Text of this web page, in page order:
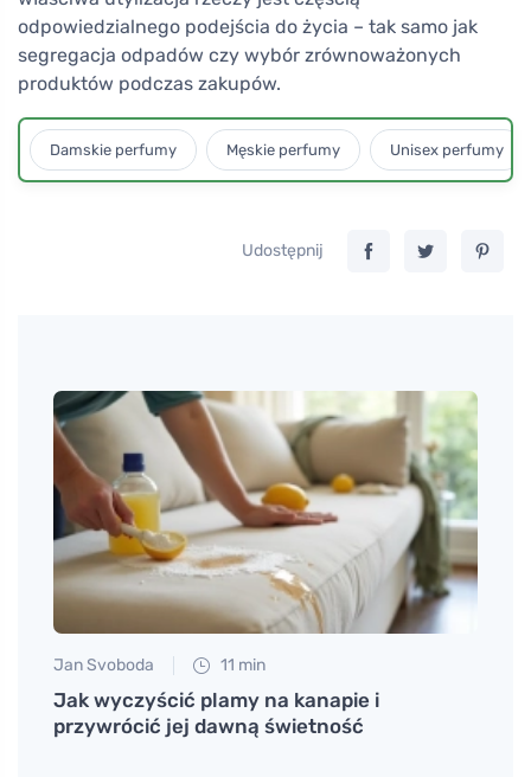
odpowiedzialnego podejścia do życia – tak samo jak
segregacja odpadów czy wybór zrównoważonych
produktów podczas zakupów.
Damskie perfumy Męskie perfumy Unisex perfumy
Udostępnij
Jan Svoboda 11 min
Jak wyczyścić plamy na kanapie i
przywrócić jej dawną świetność